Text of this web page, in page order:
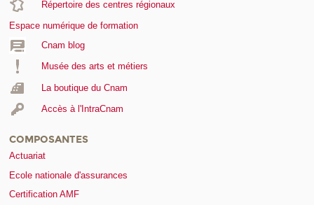
Répertoire des centres régionaux
Espace numérique de formation
Cnam blog
Musée des arts et métiers
La boutique du Cnam
Accès à l'IntraCnam
COMPOSANTES
Actuariat
Ecole nationale d'assurances
Certification AMF